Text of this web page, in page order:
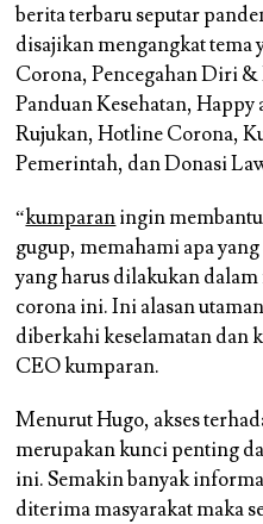
berita terbaru seputar
disajikan mengangkat
Corona, Pencegahan Diri
Panduan Kesehatan,
Rujukan, Hotline Corona,
Pemerintah, dan Donasi
“kumparaningin
gugup, memahami apa
yang harus dilakukan
corona ini. Ini alasan
diberkahi keselamatan dan
CEO kumparan.
Menurut Hugo, akses
merupakan kunci penting
ini. Semakin banyak
diterima masyarakat maka